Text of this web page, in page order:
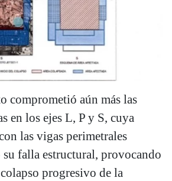
comprometió aún más las
en los ejes L, P y S, cuya
las vigas perimetrales
falla estructural, provocando
progresivo de la